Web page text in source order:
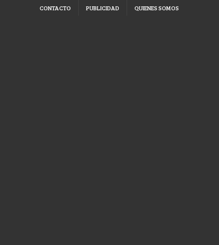
CONTACTO PUBLICIDAD QUIENES SOMOS